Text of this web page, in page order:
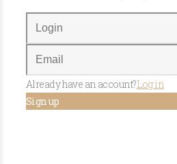
Already have an account?Log in
Sign up